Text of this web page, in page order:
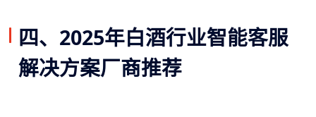
四、2025年白酒行业智能客服
解决方案厂商推荐